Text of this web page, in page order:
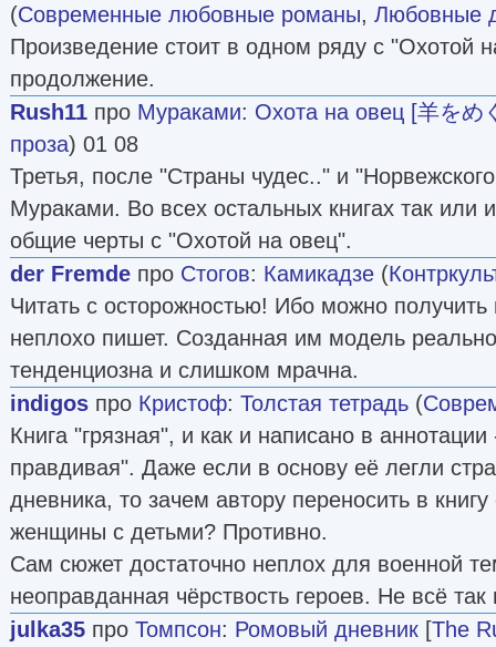
(Современные любовные романы, Любовные
Произведение стоит в одном ряду с "Охотой
продолжение.
Rush11 про Мураками: Охота на овец [羊をめ
проза) 01 08
Третья, после "Страны чудес.." и
Мураками. Во всех остальных книгах так или
общие черты с "Охотой на овец".
der Fremde про Стогов: Камикадзе (
Читать с осторожностью! Ибо можно
неплохо пишет. Созданная им модель
тенденциозна и слишком мрачна.
indigos про Кристоф: Толстая тетрадь (
Книга "грязная", и как и написано в аннотации
правдивая". Даже если в основу её легли
дневника, то зачем автору переносить в
женщины с детьми? Противно.
Сам сюжет достаточно неплох для военной
неоправданная чёрствость героев. Не всё
julka35 про Томпсон: Ромовый дневник [The